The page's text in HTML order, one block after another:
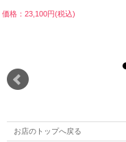
価格：23,100円(税込)
お店のトップへ戻る